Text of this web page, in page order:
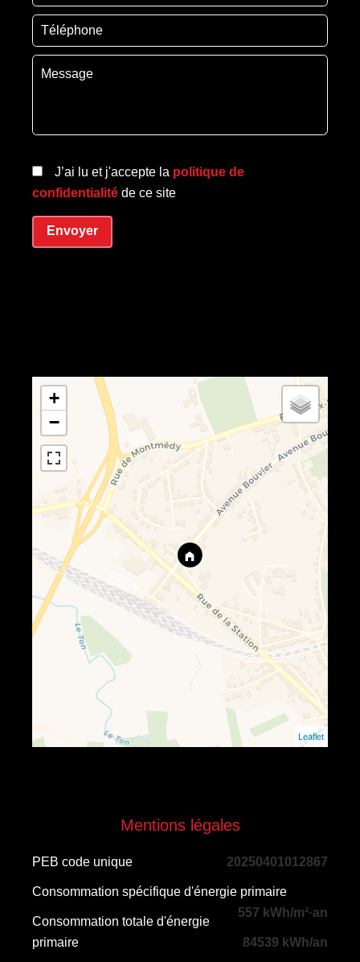
J’ai lu et j'accepte la politique de
confidentialité de ce site
Envoyer
+
−
Leaflet
Mentions légales
PEB code unique 20250401012867
Consommation spécifique d'énergie primaire
557 kWh/m²·an
Consommation totale d'énergie
primaire
84539 kWh/an